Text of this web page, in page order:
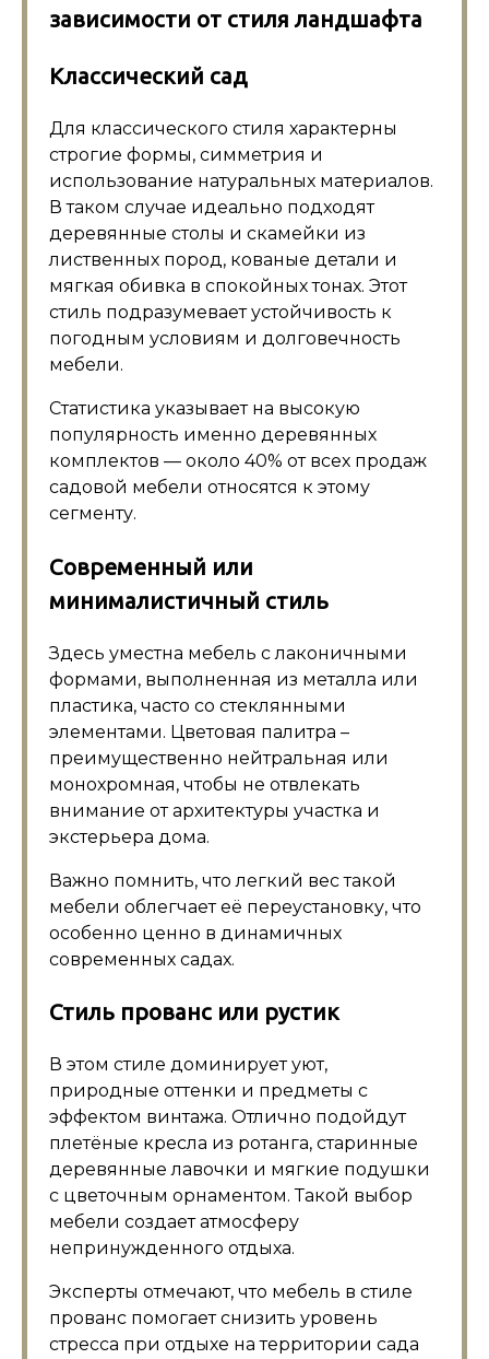
зависимости от стиля ландшафта
Классический сад
Для классического стиля характерны
строгие формы, симметрия и
использование натуральных материалов.
В таком случае идеально подходят
деревянные столы и скамейки из
лиственных пород, кованые детали и
мягкая обивка в спокойных тонах. Этот
стиль подразумевает устойчивость к
погодным условиям и долговечность
мебели.
Статистика указывает на высокую
популярность именно деревянных
комплектов — около 40% от всех продаж
садовой мебели относятся к этому
сегменту.
Современный или
минималистичный стиль
Здесь уместна мебель с лаконичными
формами, выполненная из металла или
пластика, часто со стеклянными
элементами. Цветовая палитра –
преимущественно нейтральная или
монохромная, чтобы не отвлекать
внимание от архитектуры участка и
экстерьера дома.
Важно помнить, что легкий вес такой
мебели облегчает её переустановку, что
особенно ценно в динамичных
современных садах.
Стиль прованс или рустик
В этом стиле доминирует уют,
природные оттенки и предметы с
эффектом винтажа. Отлично подойдут
плетёные кресла из ротанга, старинные
деревянные лавочки и мягкие подушки
с цветочным орнаментом. Такой выбор
мебели создает атмосферу
непринужденного отдыха.
Эксперты отмечают, что мебель в стиле
прованс помогает снизить уровень
стресса при отдыхе на территории сада